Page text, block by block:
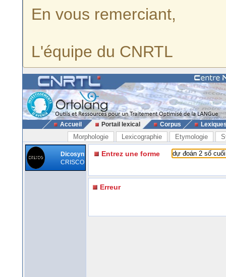
En vous remerciant,
L'équipe du CNRTL
Accueil Portail lexical Corpus
Morphologie Lexicographie Etymologie
Dicosyn
CRISCO
Entrez une forme
Erreur